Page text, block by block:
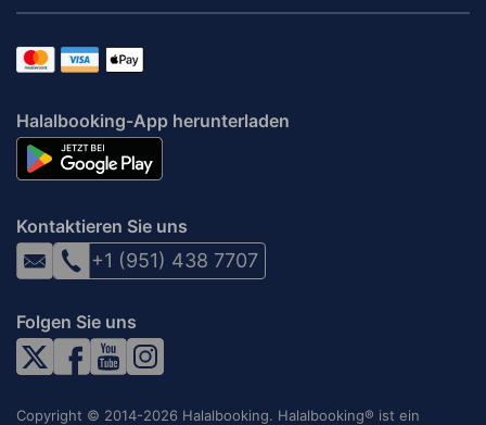
Halalbooking-App herunterladen
Kontaktieren Sie uns
+1 (951) 438 7707
Folgen Sie uns
Copyright © 2014-2026 Halalbooking. Halalbooking® ist ein